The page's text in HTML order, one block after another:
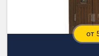
от